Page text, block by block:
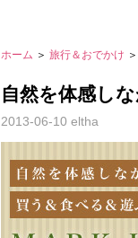
ホーム ＞ 旅行＆おでかけ
自然を体感し
2013-06-10 eltha